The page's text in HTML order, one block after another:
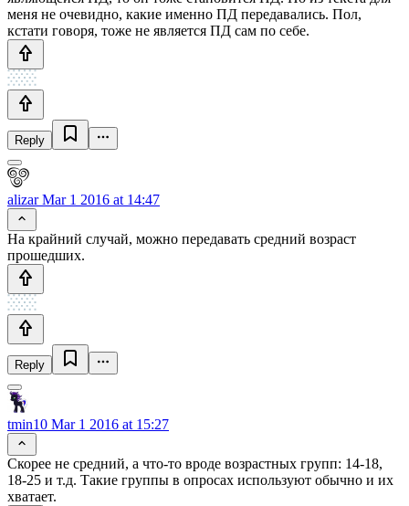
меня не очевидно, какие именно ПД передавались. Пол,
кстати говоря, тоже не является ПД сам по себе.
Reply
alizarMar 1 2016 at 14:47
На крайний случай, можно передавать средний возраст
прошедших.
Reply
tmin10 Mar 1 2016 at 15:27
Скорее не средний, а что-то вроде возрастных групп: 14-18,
18-25 и т.д. Такие группы в опросах используют обычно и их
хватает.